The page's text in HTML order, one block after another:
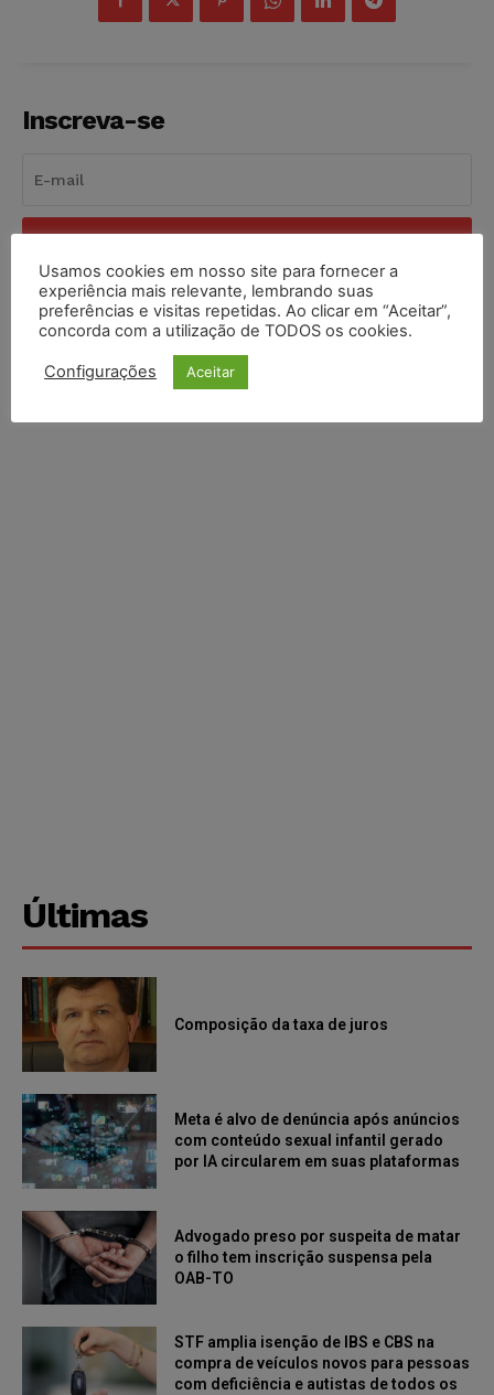
Inscreva-se
Li e aceito aPolítica de Privacidade.
Últimas
Composição da taxa de juros
Meta é alvo de denúncia após anúncios
com conteúdo sexual infantil gerado
por IA circularem em suas plataformas
Advogado preso por suspeita de matar
o filho tem inscrição suspensa pela
OAB-TO
STF amplia isenção de IBS e CBS na
compra de veículos novos para pessoas
com deficiência e autistas de todos os
Usamos cookies em nosso site para fornecer a
experiência mais relevante, lembrando suas
preferências e visitas repetidas. Ao clicar em “Aceitar”,
concorda com a utilização de TODOS os cookies.
Configurações Aceitar